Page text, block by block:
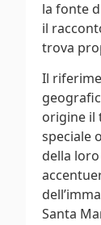
la fonte
il
trova
Il
origine il
speciale
della
Santa